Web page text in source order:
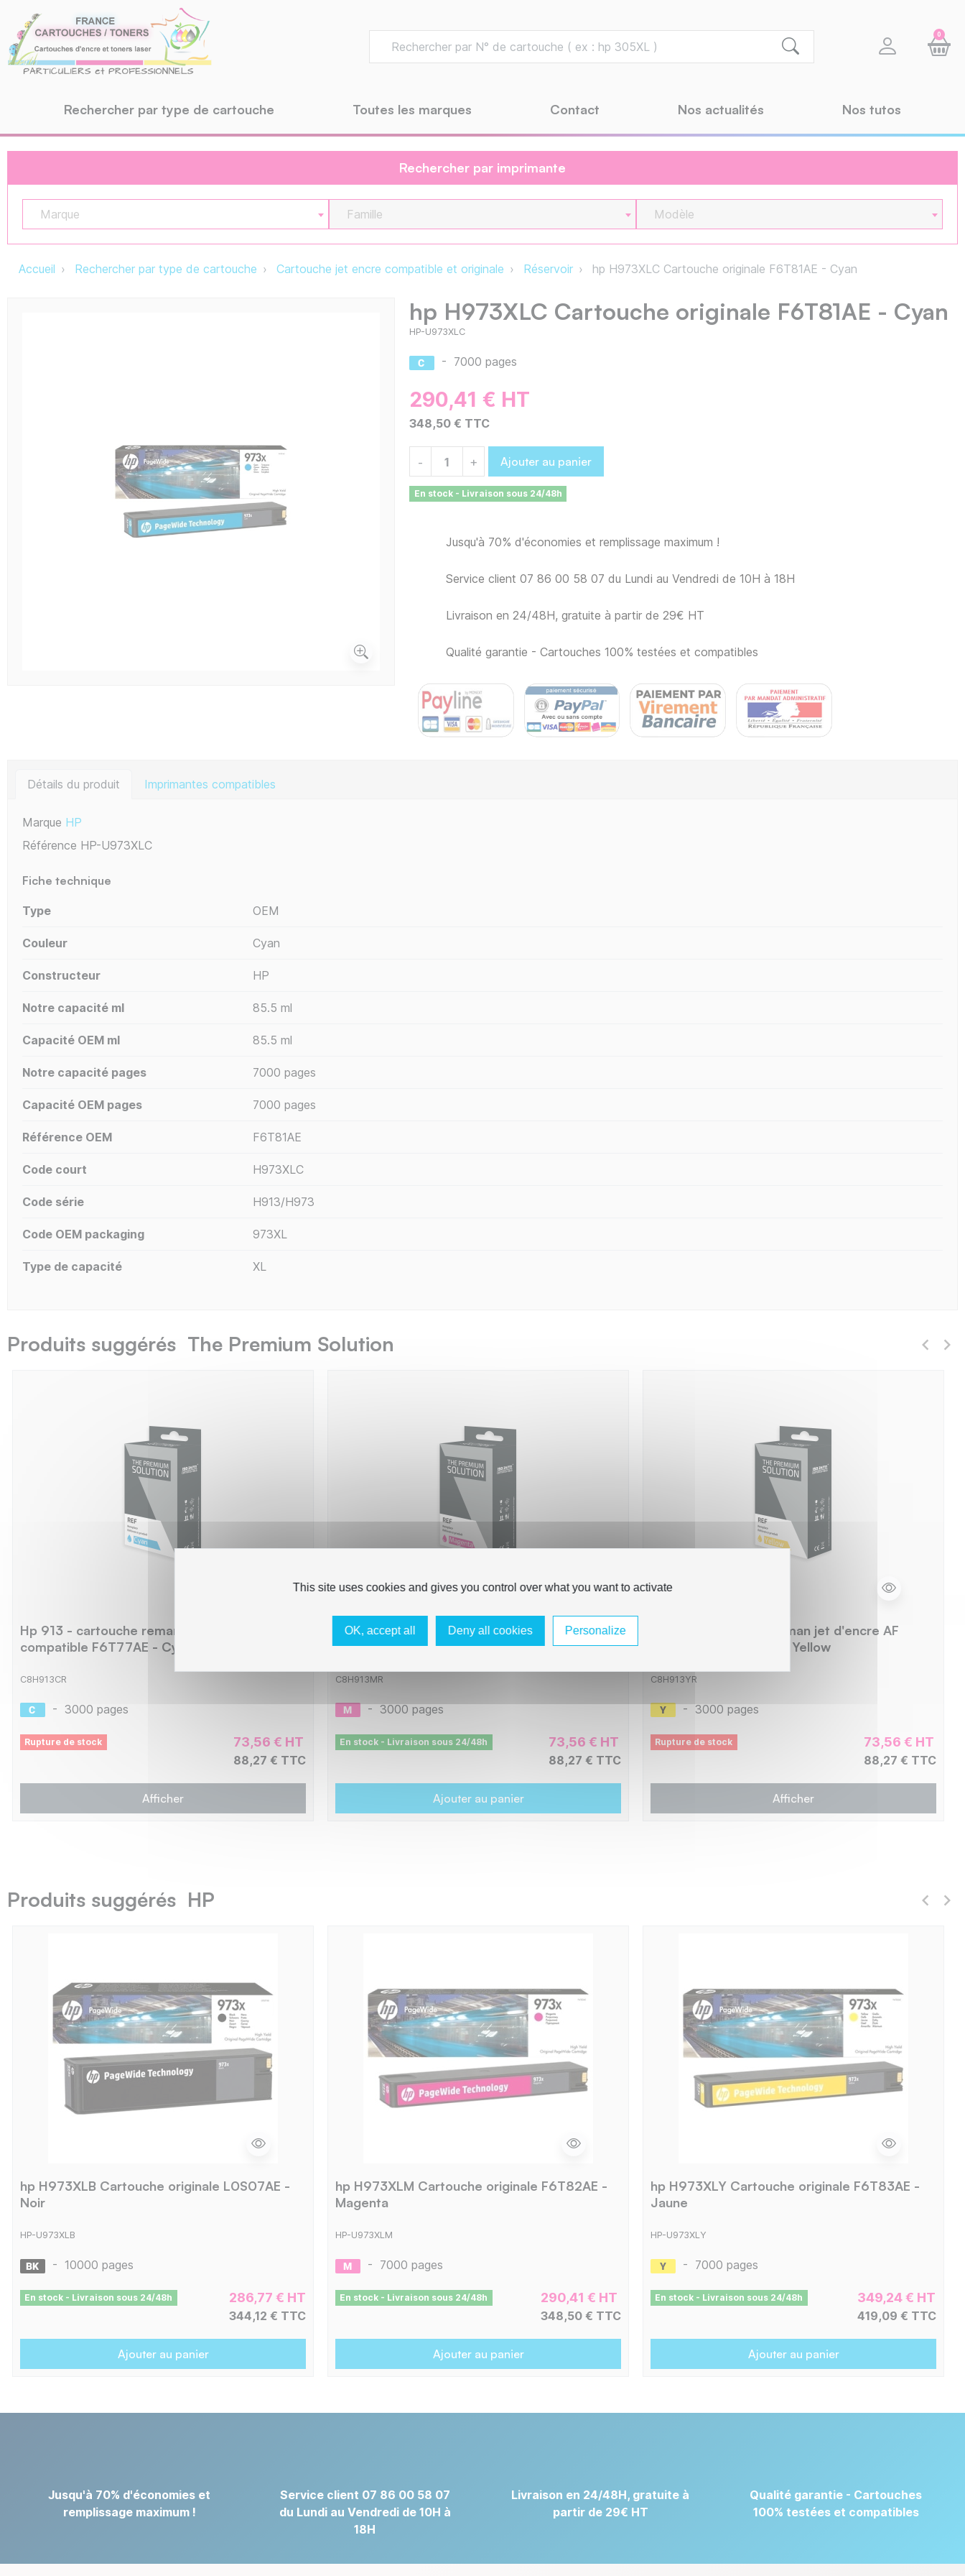
0
Rechercher par type de cartouche Toutes les marques Contact Nos actualités Nos tutos
Rechercher par imprimante
Marque Famille Modèle
Accueil Rechercher par type de cartouche Cartouche jet encre compatible et originale Réservoir hp H973XLC Cartouche originale F6T81AE - Cyan
hp H973XLC Cartouche originale F6T81AE - Cyan
HP-U973XLC
- 7000 pages
290,41 € HT
348,50 € TTC
- + Ajouter au panier
En stock - Livraison sous 24/48h
Jusqu'à 70% d'économies et remplissage maximum !
Service client 07 86 00 58 07 du Lundi au Vendredi de 10H à 18H
Livraison en 24/48H, gratuite à partir de 29€ HT
Qualité garantie - Cartouches 100% testées et compatibles
Détails du produit Imprimantes compatibles
Marque HP
Référence HP-U973XLC
Fiche technique
Type OEM
Couleur Cyan
Constructeur HP
Notre capacité ml 85.5 ml
Capacité OEM ml 85.5 ml
Notre capacité pages 7000 pages
Capacité OEM pages 7000 pages
Référence OEM F6T81AE
Code court H973XLC
Code série H913/H973
Code OEM packaging 973XL
Type de capacité XL
Produits suggérés The Premium Solution
Hp 913 - cartouche reman jet d'encre AF
compatible F6T77AE - Cyan
C8H913CR
- 3000 pages
Rupture de stock 73,56 € HT
88,27 € TTC
Afficher
Hp 913 - cartouche reman jet d'encre AF
compatible F6T78AE - Magenta
C8H913MR
-3000 pages
En stock - Livraison sous 24/48h 73,56 € HT
88,27 € TTC
Ajouter au panier
Hp 913 - cartouche reman jet d'encre AF
compatible F6T79AE - Yellow
C8H913YR
-3000 pages
Rupture de stock 73,56 € HT
88,27 € TTC
Afficher
Produits suggérés HP
hp H973XLB Cartouche originale L0S07AE -
Noir
HP-U973XLB
- 10000 pages
En stock - Livraison sous 24/48h 286,77 € HT
344,12 € TTC
Ajouter au panier
hp H973XLM Cartouche originale F6T82AE -
Magenta
HP-U973XLM
- 7000 pages
En stock - Livraison sous 24/48h 290,41 € HT
348,50 € TTC
Ajouter au panier
hp H973XLY Cartouche originale F6T83AE -
Jaune
HP-U973XLY
- 7000 pages
En stock - Livraison sous 24/48h 349,24 € HT
419,09 € TTC
Ajouter au panier
Jusqu'à 70% d'économies et
remplissage maximum !
Service client 07 86 00 58 07
du Lundi au Vendredi de 10H à
18H
Livraison en 24/48H, gratuite à
partir de 29€ HT
Qualité garantie - Cartouches
100% testées et compatibles
This site uses cookies and gives you control over what you want to activate
OK, accept all Deny all cookies Personalize